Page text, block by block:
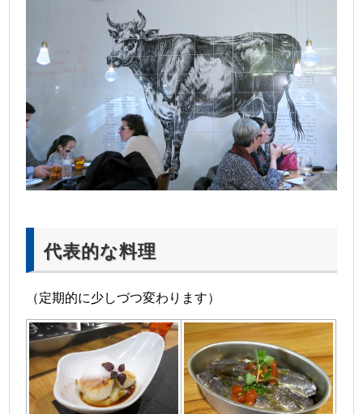
代表的な料理
（定期的に少しづつ変わります）